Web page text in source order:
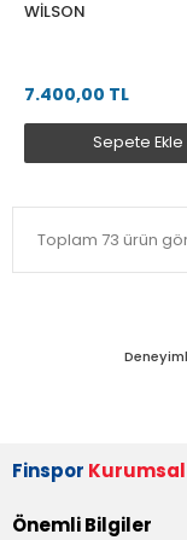
WILSON
7.400,00 TL
Sepete Ekle
Toplam 73 ürün
Finspor Kurumsal
Önemli Bilgiler